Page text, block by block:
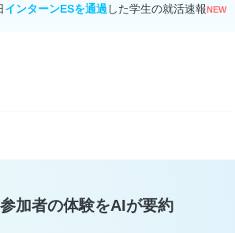
インターンESを通過 した学生の就活速報NEW
加者の体験をAIが要約